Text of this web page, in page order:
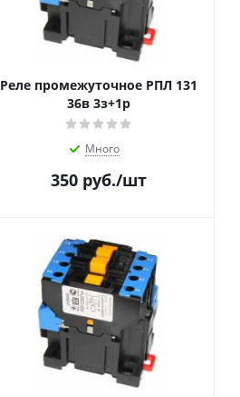
Реле промежуточное РПЛ 131
36в 3з+1р
Много
350 руб./шт